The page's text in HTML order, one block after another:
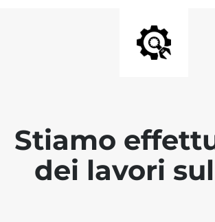
Stiamo
dei lavori